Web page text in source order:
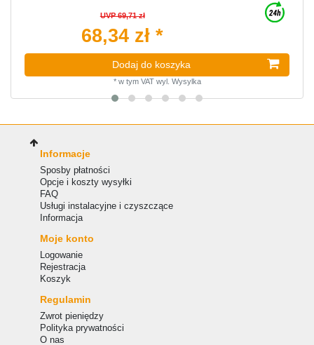
UVP 69,71 zł
68,34 zł *
Dodaj do koszyka
* w tym VATwyl. Wysylka
Informacje
Sposby płatności
Opcje i koszty wysyłki
FAQ
Usługi instalacyjne i czyszczące
Informacja
Moje konto
Logowanie
Rejestracja
Koszyk
Regulamin
Zwrot pieniędzy
Polityka prywatności
O nas